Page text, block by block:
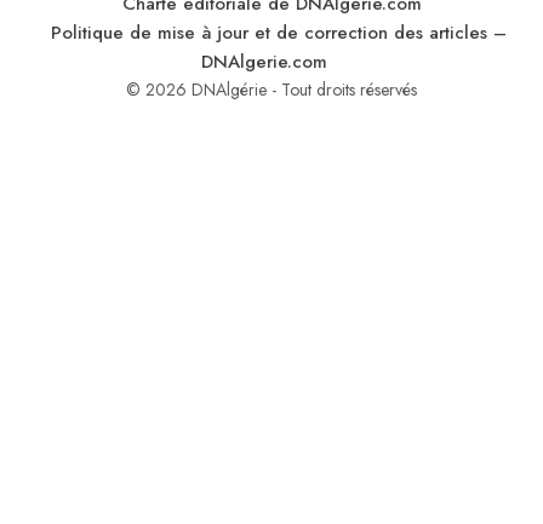
Politique de mise à jour et de correction des articles –
DNAlgerie.com
© 2026 DNAlgérie - Tout droits réservés